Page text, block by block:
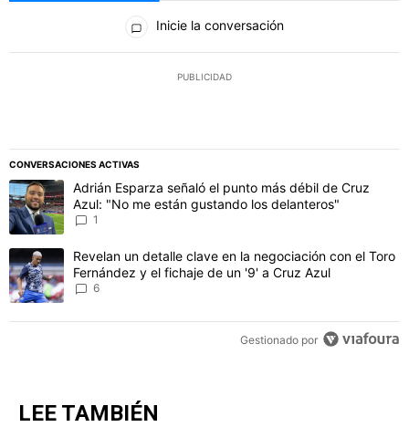
Todos los comentarios
Inicie la conversación
PUBLICIDAD
CONVERSACIONES ACTIVAS
Este listado muestra los artículos con más comentarios en los
Un artículo de tendencia con el título "Adrián Esparza señaló el
Adrián Esparza señaló el punto más débil de Cruz
Azul: "No me están gustando los delanteros"
1
Un artículo de tendencia con el título "Revelan un detalle clave
Revelan un detalle clave en la negociación con el Toro
Fernández y el fichaje de un '9' a Cruz Azul
6
Gestionado por
LEE TAMBIÉN